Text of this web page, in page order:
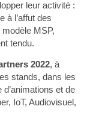
leur activité :
à l’affut des
MSP,
tendu.
2022, à
stands, dans les
et de
IoT, Audiovisuel,